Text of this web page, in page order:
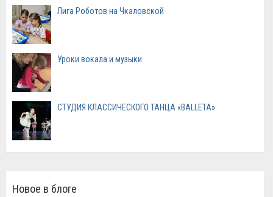
Лига Роботов на Чкаловской
Уроки вокала и музыки
СТУДИЯ КЛАССИЧЕСКОГО ТАНЦА «BALLETA»
Новое в блоге